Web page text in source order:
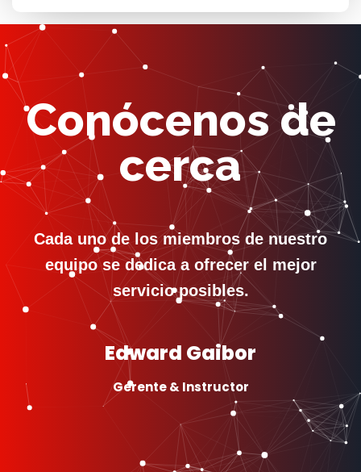
Conócenos de
cerca
Cada uno de los miembros de nuestro
equipo se dedica a ofrecer el mejor
servicio posibles.
Edward Gaibor
Gerente & Instructor